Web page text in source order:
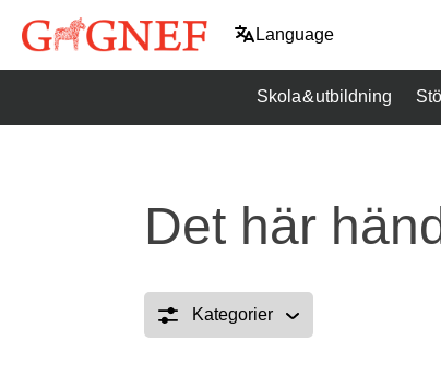
Language
Skola & utbildning
Det här
Kategorier